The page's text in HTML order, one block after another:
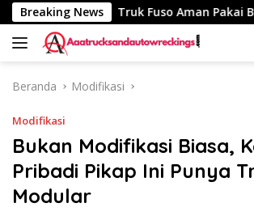
Langsung
ke
konten
Breaking News
Km Truk Fuso Aman Pakai
Beranda Modifikasi
Modifikasi
Bukan Modifikasi Biasa,
Pribadi Pikap Ini Punya
Modular